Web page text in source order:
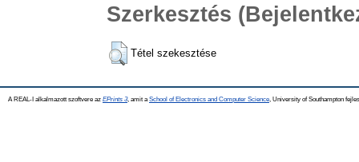
Szerkesztés
Tétel szekesztése
A REAL-I alkalmazott szoftvere az EPrints 3, amit a School of Electronics and Computer Science , University of Southampton